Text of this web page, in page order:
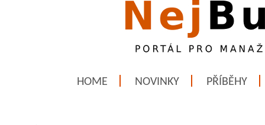
HOME NOVINKY PŘÍBĚHY